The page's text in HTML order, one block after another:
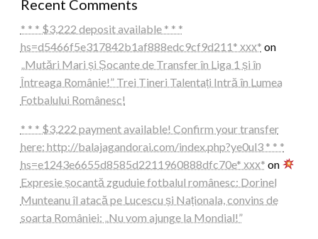
Recent Comments
* * * $3,222 deposit available * * *
hs=d5466f5e317842b1af888edc9cf9d211* ххх* on
„Mutări Mari și Șocante de Transfer în Liga 1 și în
Întreaga Românie!” Trei Tineri Talentați Intră în Lumea
Fotbalului Românesc!
* * * $3,222 payment available! Confirm your transfer
here: http://balajagandorai.com/index.php?ye0ul3 * * *
hs=e1243e6655d8585d2211960888dfc70e* ххх* on
Expresie șocantă zguduie fotbalul românesc: Dorinel
Munteanu îl atacă pe Lucescu și Naționala, convins de
soarta României: „Nu vom ajunge la Mondial!”